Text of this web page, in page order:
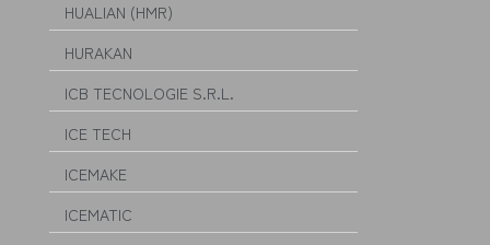
HUALIAN (HMR)
HURAKAN
ICB TECNOLOGIE S.R.L.
ICE TECH
ICEMAKE
ICEMATIC